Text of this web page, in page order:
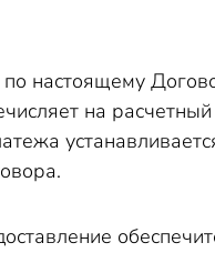
по настоящему
на